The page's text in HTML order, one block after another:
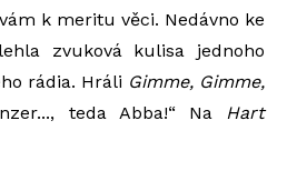
k meritu věci. Nedávno ke
zvuková kulisa jednoho
rádia. Hráli Gimme, Gimme,
teda Abba!“ Na Hart